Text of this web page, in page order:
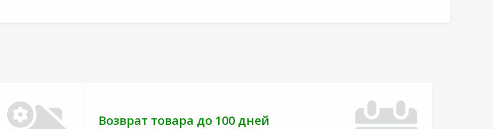
Возврат товара до 100 дней